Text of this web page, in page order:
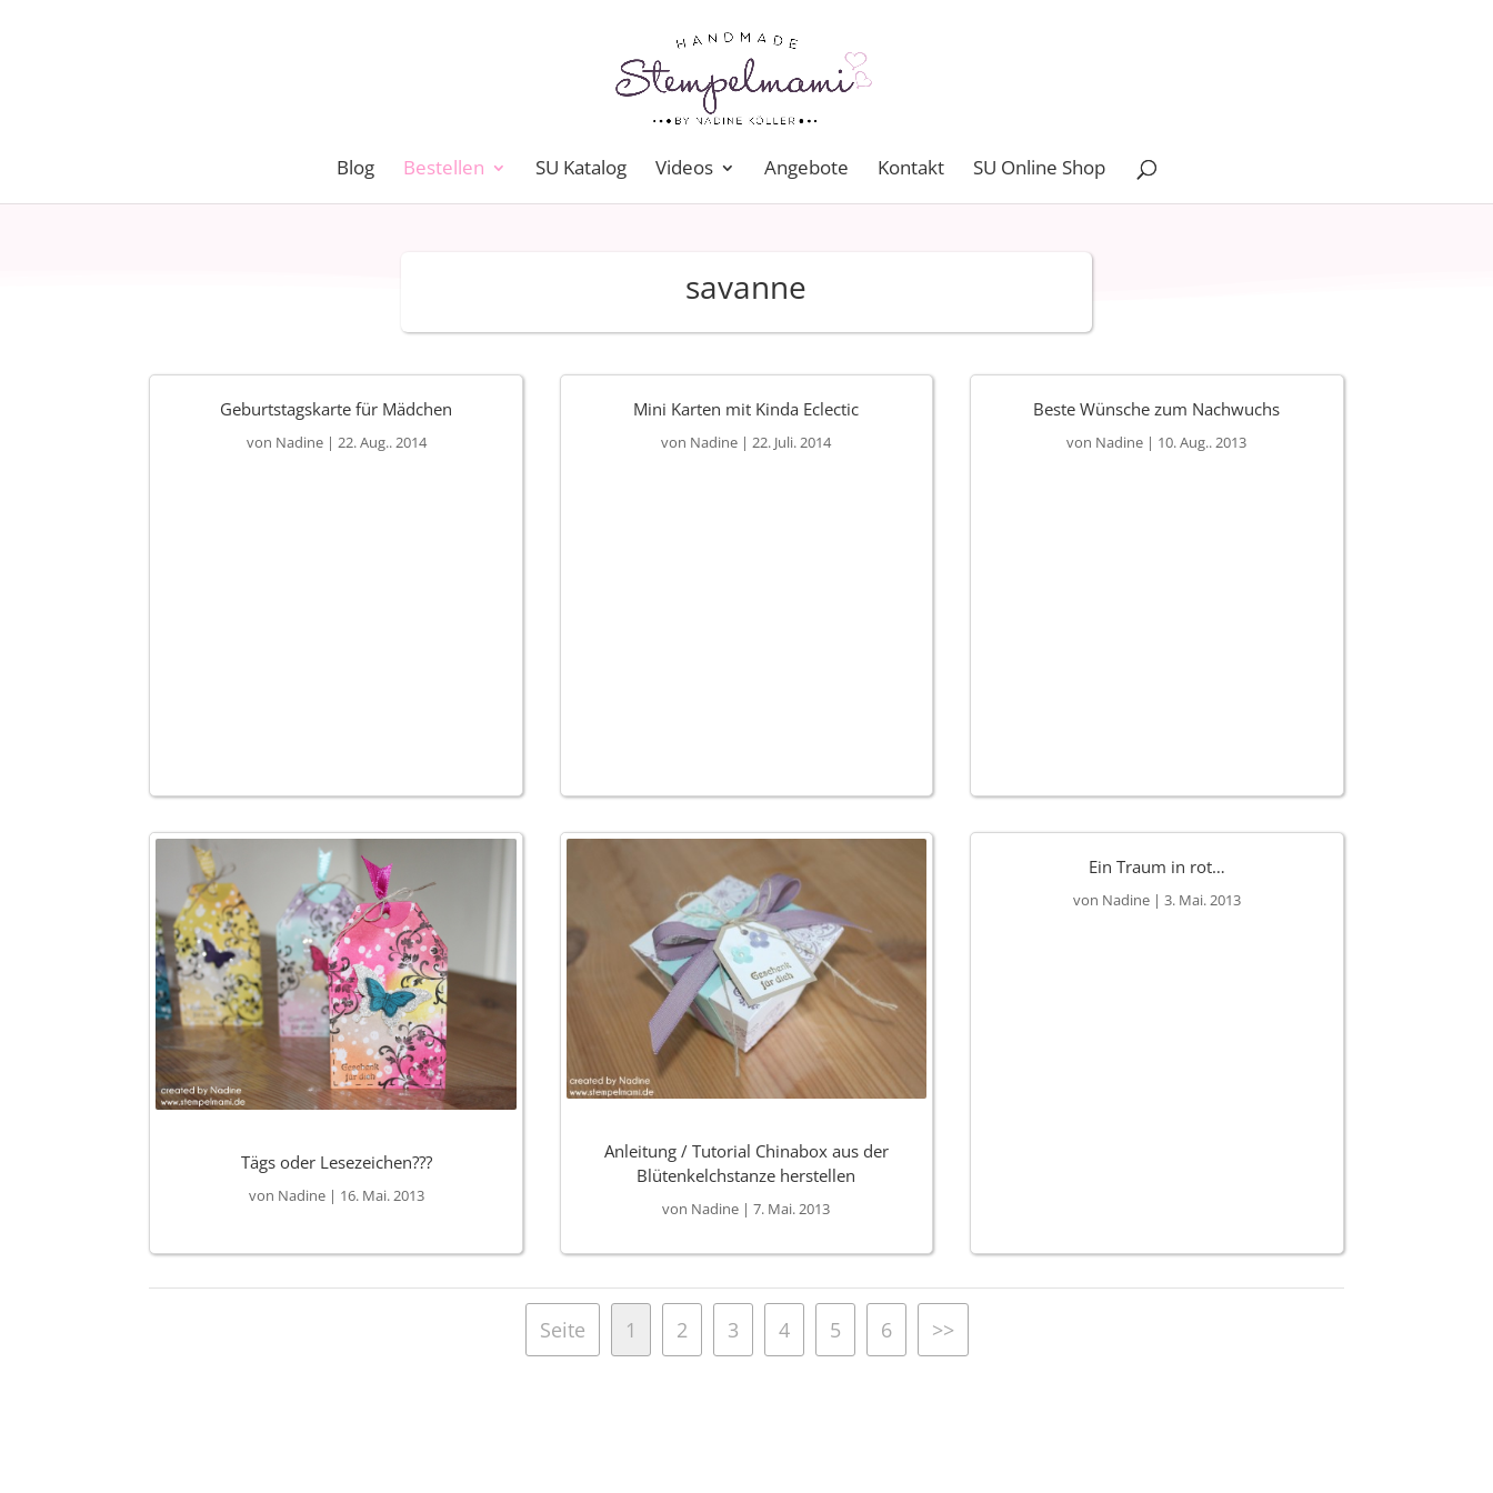
Blog Bestellen SU Katalog Videos Angebote Kontakt SU Online Shop
savanne
Geburtstagskarte für Mädchen
von Nadine| 22. Aug.. 2014
Tägs oder Lesezeichen???
von Nadine| 16. Mai. 2013
Mini Karten mit Kinda Eclectic
von Nadine |22. Juli. 2014
Anleitung / Tutorial Chinabox aus der
Blütenkelchstanze herstellen
von Nadine |7. Mai. 2013
Beste Wünsche zum Nachwuchs
von Nadine | 10. Aug.. 2013
Ein Traum in rot…
von Nadine| 3. Mai. 2013
Seite 1 2 3 4 5 6 >>